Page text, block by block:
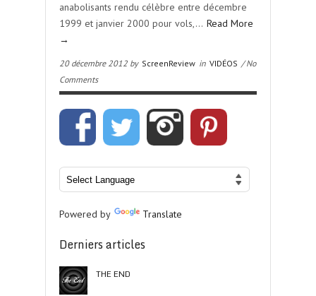
anabolisants rendu célèbre entre décembre
1999 et janvier 2000 pour vols,… Read More
→
20 décembre 2012 by ScreenReview in VIDÉOS / No
Comments
Powered by Translate
Derniers articles
THE END